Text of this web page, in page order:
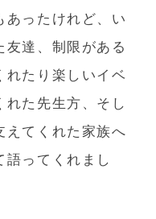
あったけれど、い
達、制限がある
れたり楽しいイベ
た先生方、そし
えてくれた家族へ
ってくれまし